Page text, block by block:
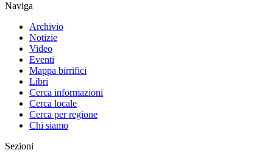
Naviga
Archivio
Notizie
Video
Eventi
Mappa birrifici
Libri
Cerca informazioni
Cerca locale
Cerca per regione
Chi siamo
Sezioni